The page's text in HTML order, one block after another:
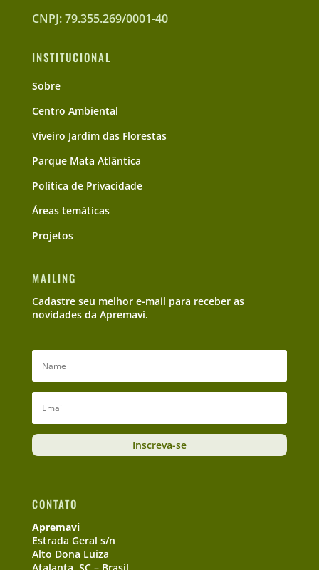
CNPJ: 79.355.269/0001-40
INSTITUCIONAL
Sobre
Centro Ambiental
Viveiro Jardim das Florestas
Parque Mata Atlântica
Política de Privacidade
Áreas temáticas
Projetos
MAILING
Cadastre seu melhor e-mail para receber as
novidades da Apremavi.
Inscreva-se
CONTATO
Apremavi
Estrada Geral s/n
Alto Dona Luiza